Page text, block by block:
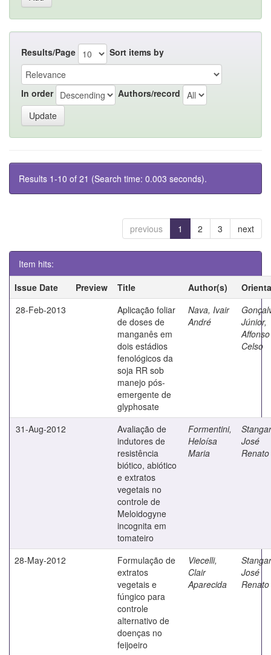
Results/Page Sort items by
In order Authors/record
Results 1-10 of 21 (Search time: 0.003 seconds).
previous 1 2 3 next
Item hits:
Issue Date
Preview Title Author(s)
28-Feb-2013
Aplicação foliar
de doses de
manganês em
dois estádios
fenológicos da
soja RR sob
manejo pós-
emergente de
glyphosate
Nava, Ivair
André
Júnior,
Affonso
Celso
31-Aug-2012
Avaliação de
indutores de
resistência
biótico, abiótico
e extratos
vegetais no
controle de
Meloidogyne
incognita em
tomateiro
Formentini,
Heloísa
Maria
José
Renato
28-May-2012
Formulação de
extratos
vegetais e
fúngico para
controle
alternativo de
doenças no
feijoeiro
Viecelli,
Clair
Aparecida
José
Renato